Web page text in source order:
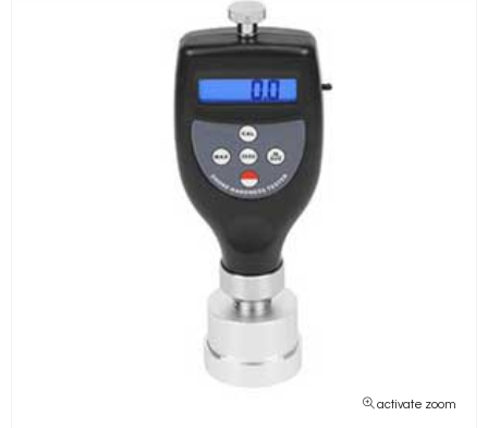
activate zoom